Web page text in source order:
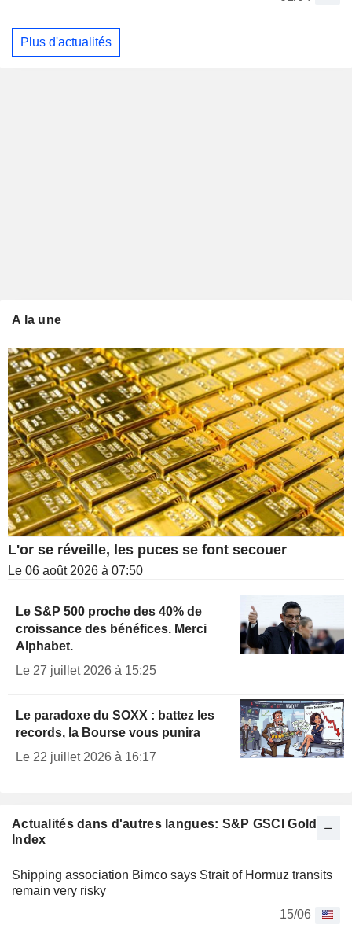
Plus d'actualités
Actualités dans d'autres langues: S&P GSCI Gold
Index
Shipping association Bimco says Strait of Hormuz transits
remain very risky
15/06
A la une
L'or se réveille, les puces se font secouer
Le 06 août 2026 à 07:50
Le S&P 500 proche des 40% de
croissance des bénéfices. Merci
Alphabet.
Le 27 juillet 2026 à 15:25
Le paradoxe du SOXX : battez les
records, la Bourse vous punira
Le 22 juillet 2026 à 16:17